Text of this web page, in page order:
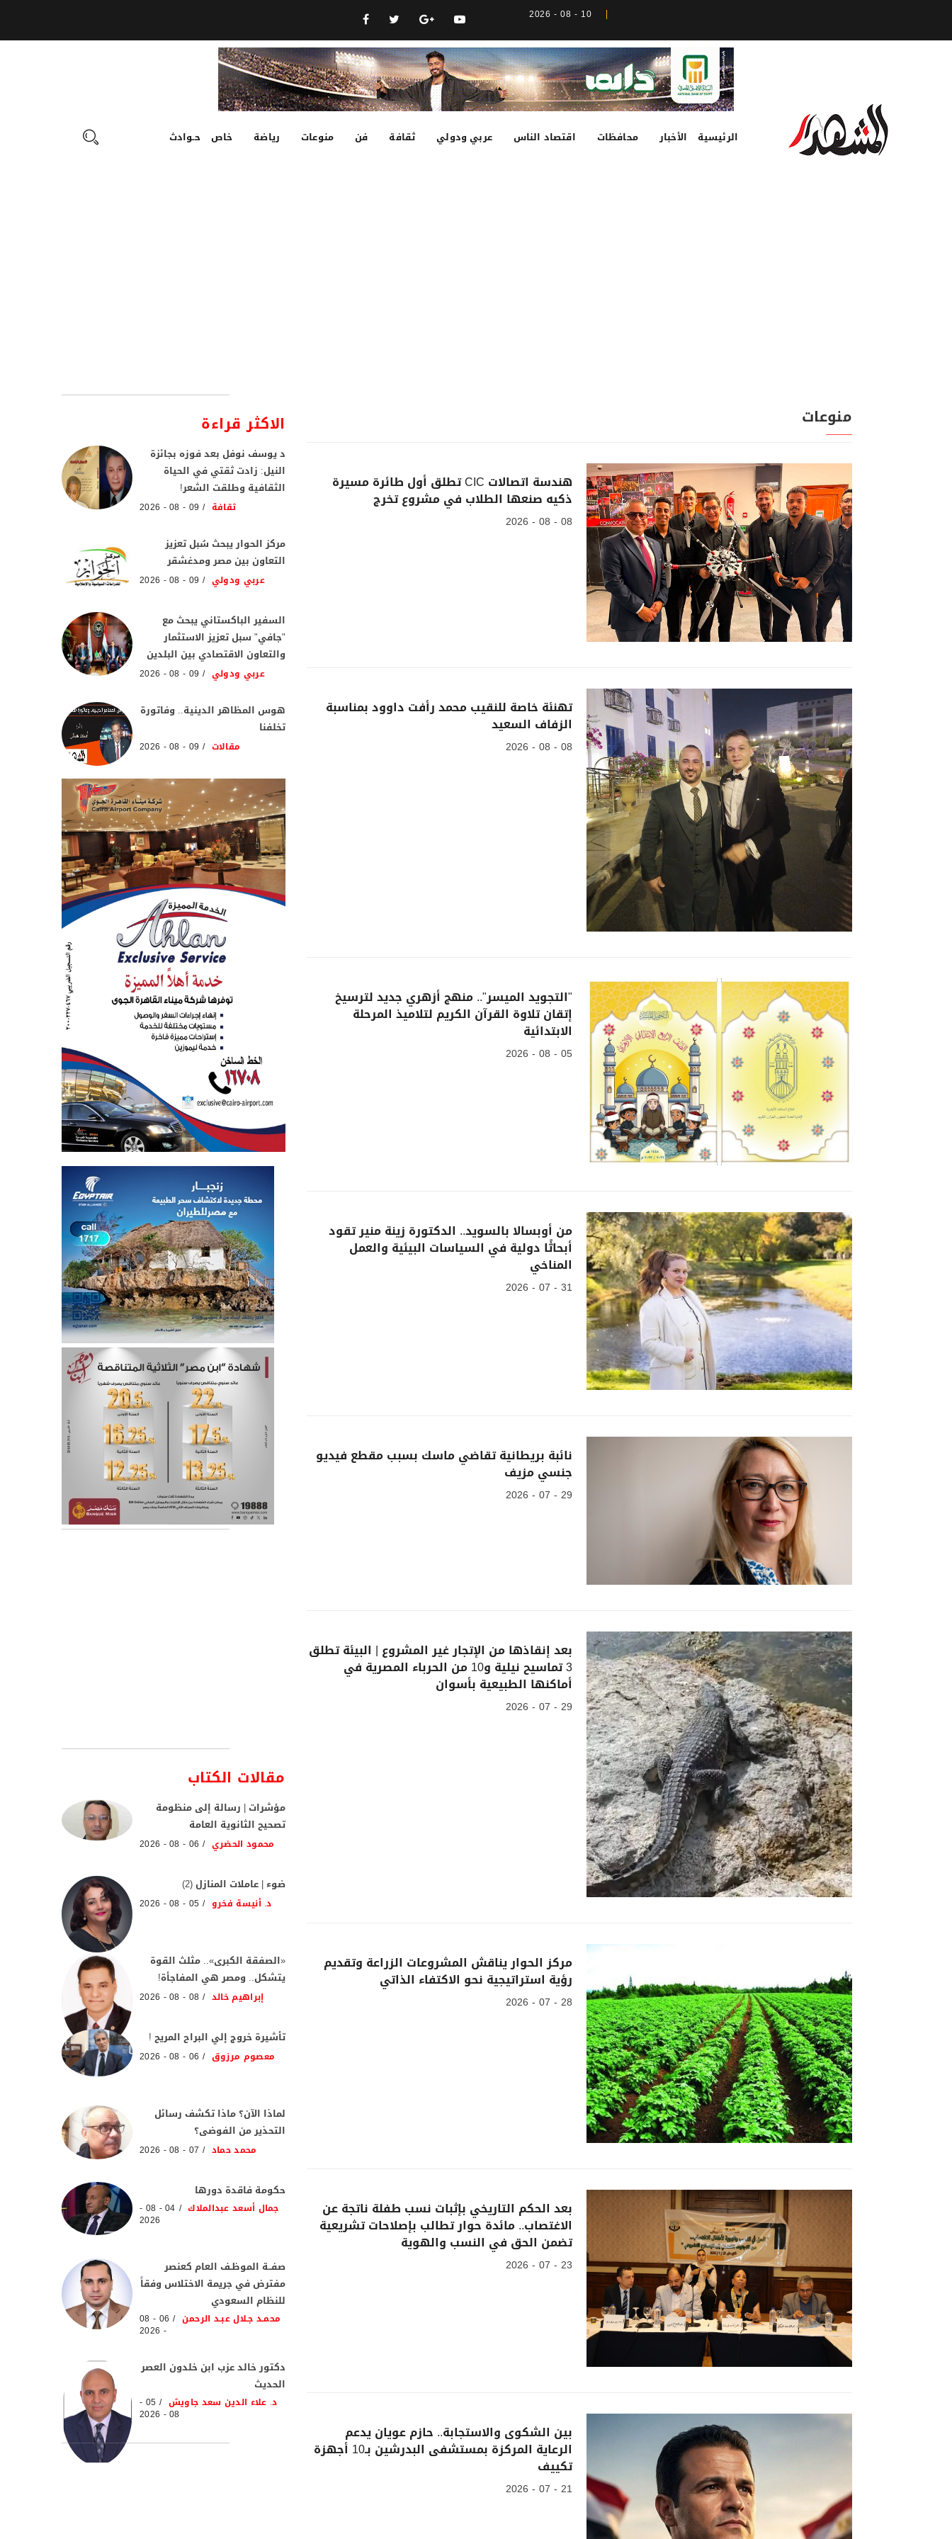
10 - 08 - 2026
الرئيسية الأخبار محافظات اقتصاد الناس عربي ودولي ثقافة فن منوعات رياضة خاص حـوادث
منوعات
هندسة اتصالات CIC تطلق أول طائرة مسيرة
ذكيه صنعها الطلاب في مشروع تخرج
08 - 08 - 2026
تهنئة خاصة للنقيب محمد رأفت داوود بمناسبة
الزفاف السعيد
08 - 08 - 2026
"التجويد الميسر".. منهج أزهري جديد لترسيخ
إتقان تلاوة القرآن الكريم لتلاميذ المرحلة
الابتدائية
05 - 08 - 2026
من أوبسالا بالسويد.. الدكتورة زينة منير تقود
أبحاثًا دولية في السياسات البيئية والعمل
المناخي
31 - 07 - 2026
نائبة بريطانية تقاضي ماسك بسبب مقطع فيديو
جنسي مزيف
29 - 07 - 2026
بعد إنقاذها من الإتجار غير المشروع | البيئة تطلق
3 تماسيح نيلية و10 من الحرباء المصرية في
أماكنها الطبيعية بأسوان
29 - 07 - 2026
مركز الحوار يناقش المشروعات الزراعة وتقديم
رؤية استراتيجية نحو الاكتفاء الذاتي
28 - 07 - 2026
بعد الحكم التاريخي بإثبات نسب طفلة ناتجة عن
الاغتصاب.. مائدة حوار تطالب بإصلاحات تشريعية
تضمن الحق في النسب والهوية
23 - 07 - 2026
بين الشكوى والاستجابة.. حازم عويان يدعم
الرعاية المركزة بمستشفى البدرشين بـ10 أجهزة
تكييف
21 - 07 - 2026
الاكثر قراءة
د يوسف نوفل بعد فوزه بجائزة
النيل: زادت ثقتي في الحياة
الثقافية وطلقت الشعر!
ثقافة 09 - 08 - 2026
مركز الحوار يبحث سُبل تعزيز
التعاون بين مصر ومدغشقر
عربي ودولي 09 - 08 - 2026
السفير الباكستاني يبحث مع
"جافي" سبل تعزيز الاستثمار
والتعاون الاقتصادي بين البلدين
عربي ودولي 09 - 08 - 2026
هوس المظاهر الدينية.. وفاتورة
تخلفنا
مقالات 09 - 08 - 2026
مقالات الكتاب
مؤشرات | رسالة إلى منظومة
تصحيح الثانوية العامة
محمود الحضري 06 - 08 - 2026
ضوء | عاملات المنازل (2)
د. أنيسة فخرو 05 - 08 - 2026
«الصفقة الكبرى».. مثلث القوة
يتشكل.. ومصر هي المفاجأة!
إبراهيم خالد 08 - 08 - 2026
تأشيرة خروج إلي البراح المريح !
معصوم مرزوق 06 - 08 - 2026
لماذا الآن؟ ماذا تكشف رسائل
التحذير من الفوضى؟
محمد حماد 07 - 08 - 2026
حكومة فاقدة دورها
جمال أسعد عبدالملاك 04 - 08 -
2026
صفــة الموظـف العام كعنصر
مفترض في جريمة الاختلاس وفقاً
للنظام السعودي
محمـد جـلال عبـد الرحمن 06 - 08
- 2026
دكتور خالد عزب ابن خلدون العصر
الحديث
د. علاء الدين سعد جاويش 05 -
08 - 2026